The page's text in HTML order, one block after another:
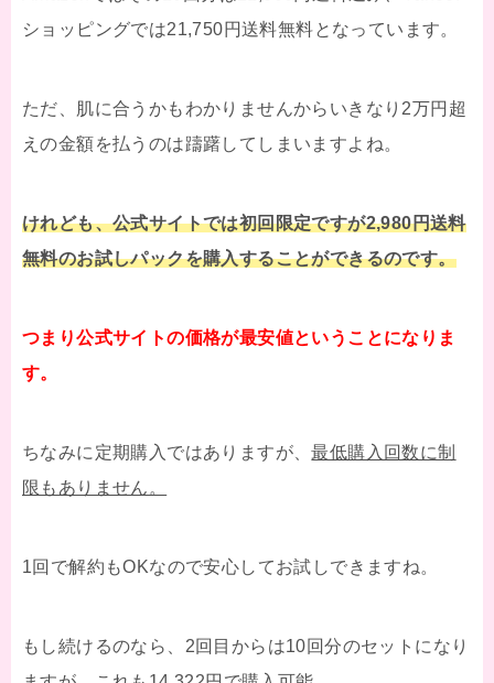
ショッピングでは21,750円送料無料となっています。
ただ、肌に合うかもわかりませんからいきなり2万円超
えの金額を払うのは躊躇してしまいますよね。
けれども、公式サイトでは初回限定ですが2,980円送料
無料のお試しパックを購入することができるのです。
つまり公式サイトの価格が最安値ということになりま
す。
ちなみに定期購入ではありますが、最低購入回数に制
限もありません。
1回で解約もOKなので安心してお試しできますね。
もし続けるのなら、2回目からは10回分のセットになり